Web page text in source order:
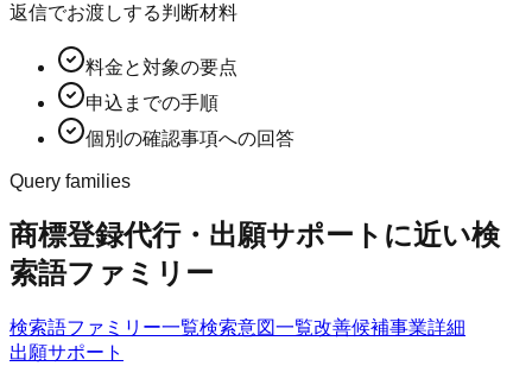
返信でお渡しする判断材料
料金と対象の要点
申込までの手順
個別の確認事項への回答
Query families
商標登録代行・出願サポートに近い検
索語ファミリー
検索語ファミリー一覧検索意図一覧改善候補事業詳細
出願サポート